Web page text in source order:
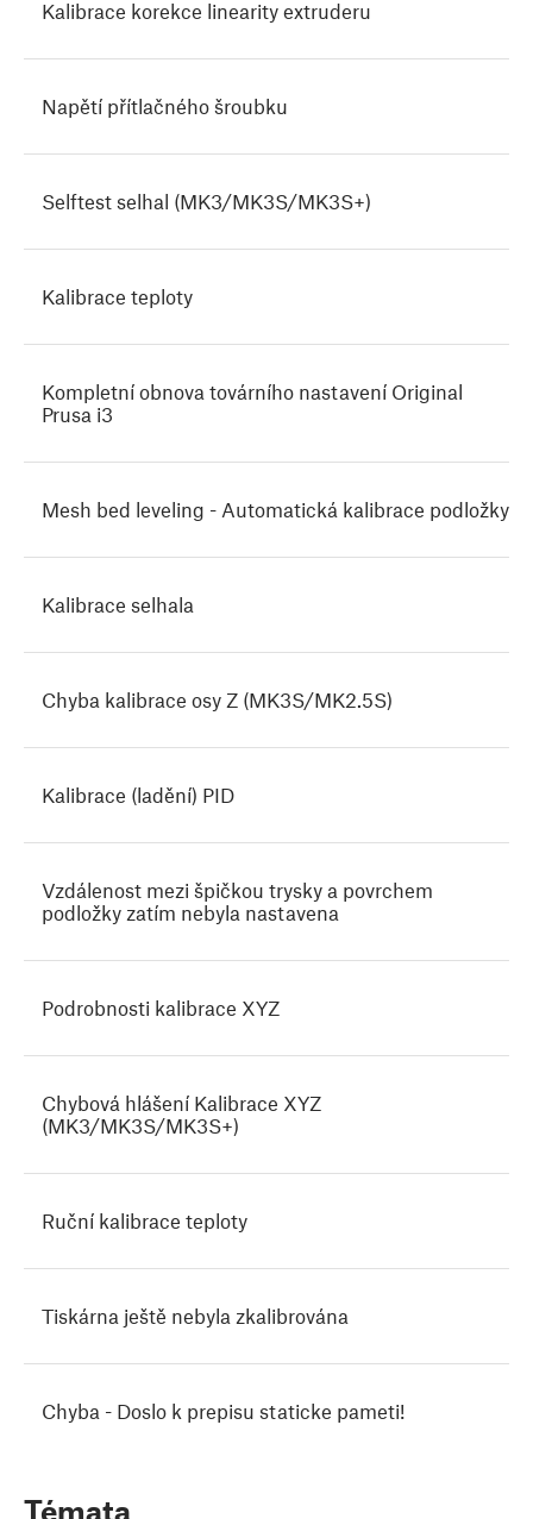
Kalibrace korekce linearity extruderu
Napětí přítlačného šroubku
Selftest selhal (MK3/MK3S/MK3S+)
Kalibrace teploty
Kompletní obnova továrního nastavení Original
Prusa i3
Mesh bed leveling - Automatická kalibrace podložky
Kalibrace selhala
Chyba kalibrace osy Z (MK3S/MK2.5S)
Kalibrace (ladění) PID
Vzdálenost mezi špičkou trysky a povrchem
podložky zatím nebyla nastavena
Podrobnosti kalibrace XYZ
Chybová hlášení Kalibrace XYZ
(MK3/MK3S/MK3S+)
Ruční kalibrace teploty
Tiskárna ještě nebyla zkalibrována
Chyba - Doslo k prepisu staticke pameti!
Témata